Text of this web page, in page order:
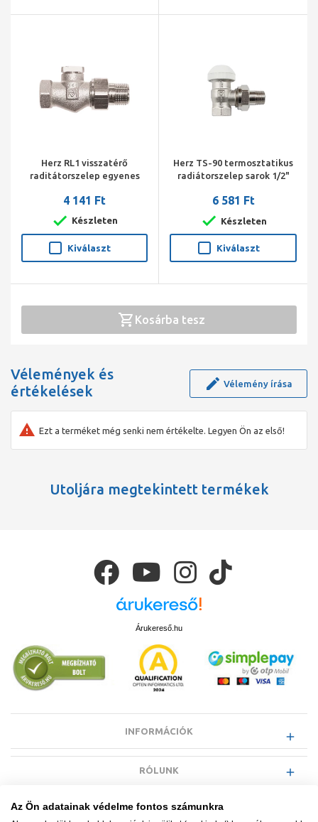
Herz RL1 visszatérő
raditátorszelep egyenes
4 141 Ft
Készleten
Kiválaszt
Herz TS-90 termosztatikus
radiátorszelep sarok 1/2"
6 581 Ft
Készleten
Kiválaszt
Kosárba tesz
Vélemények és
értékelések
Vélemény írása
Ezt a terméket még senki nem értékelte. Legyen Ön az első!
Utoljára megtekintett termékek
Árukereső.hu
INFORMÁCIÓK
RÓLUNK
EGYÉB INFORMÁCIÓK
Az Ön adatainak védelme fontos számunkra